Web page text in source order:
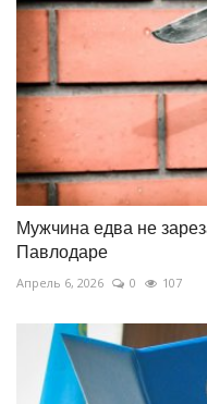
Мужчина едва не
Павлодаре
Апрель 6, 2026 0 107